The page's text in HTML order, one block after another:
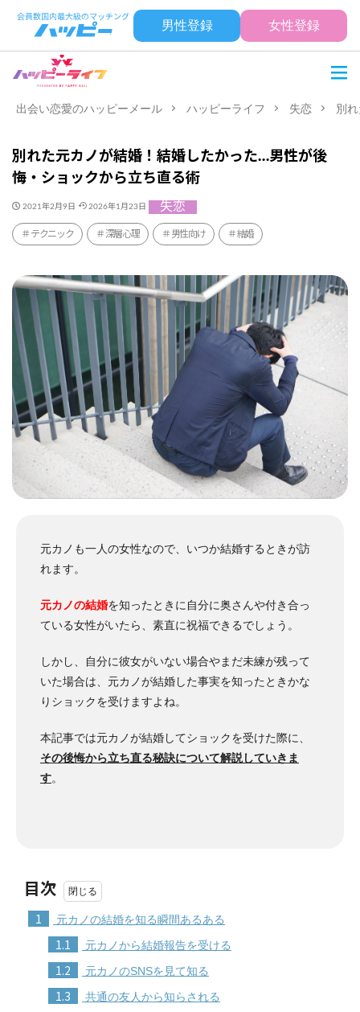
男性登録 女性登録
出会い恋愛のハッピーメール ハッピーライフ 失恋 別
別れた元カノが結婚！結婚したかった…男性が後
悔・ショックから立ち直る術
2021年2月9日 2026年1月23日 失恋
テクニック 深層心理 男性向け 結婚
元カノも一人の女性なので、いつか結婚するときが訪
れます。
元カノの結婚を知ったときに自分に奥さんや付き合っ
ている女性がいたら、素直に祝福できるでしょう。
しかし、自分に彼女がいない場合やまだ未練が残って
いた場合は、元カノが結婚した事実を知ったときかな
りショックを受けますよね。
本記事では元カノが結婚してショックを受けた際に、
その後悔から立ち直る秘訣について解説していきま
す。
目次
1 元カノの結婚を知る瞬間あるある
1.1 元カノから結婚報告を受ける
1.2 元カノのSNSを見て知る
1.3 共通の友人から知らされる